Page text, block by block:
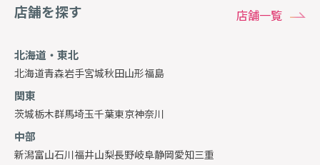
店舗を探す 店舗一覧
北海道・東北
北海道青森岩手宮城秋田山形福島
関東
茨城栃木群馬埼玉千葉東京神奈川
中部
新潟富山石川福井山梨長野岐阜静岡愛知三重